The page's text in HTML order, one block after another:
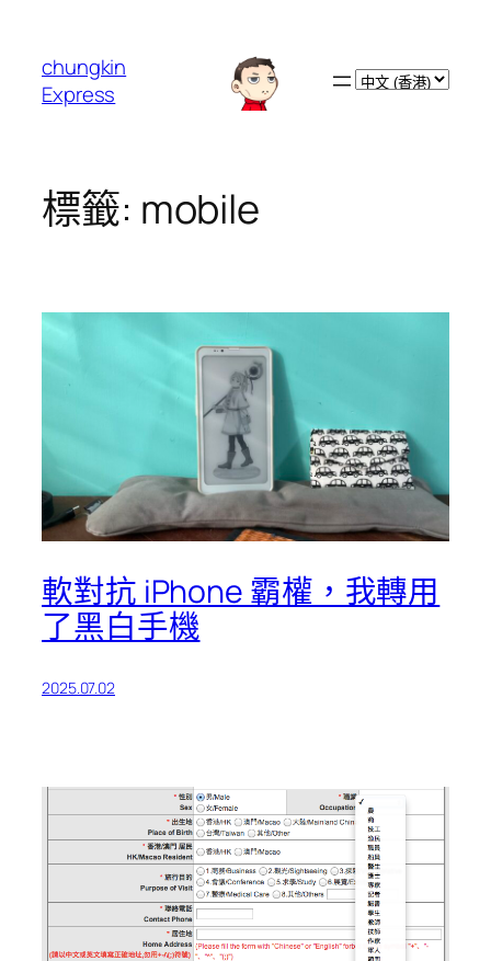
chungkin
Express
Choose
標籤: mobile
軟對抗 iPhone 霸權，我轉用
了黑白手機
2025.07.02